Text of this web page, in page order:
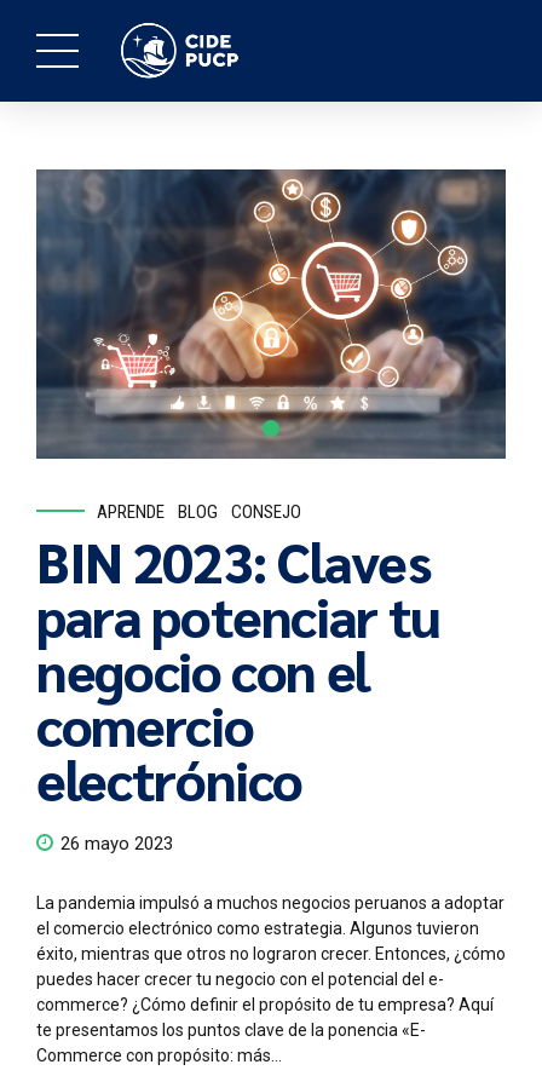
APRENDE BLOG CONSEJO
BIN 2023: Claves
para potenciar tu
negocio con el
comercio
electrónico
26 mayo 2023
La pandemia impulsó a muchos negocios peruanos a adoptar
el comercio electrónico como estrategia. Algunos tuvieron
éxito, mientras que otros no lograron crecer. Entonces, ¿cómo
puedes hacer crecer tu negocio con el potencial del e-
commerce? ¿Cómo definir el propósito de tu empresa? Aquí
te presentamos los puntos clave de la ponencia «E-
Commerce con propósito: más...